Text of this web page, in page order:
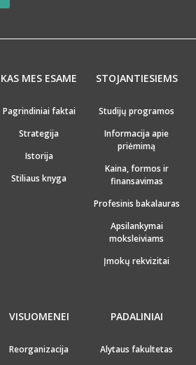
KAS MES ESAME
Pagrindiniai faktai
Strategija
Istorija
Stiliaus knyga
STOJANTIESIEMS
Studijų programos
Informacija apie
priėmimą
Kaina, formos ir
finansavimas
Profesinis bakalauras
Apsilankymai
moksleiviams
Įmokų rekvizitai
VISUOMENEI
Reorganizacija
PADALINIAI
Alytaus fakultetas